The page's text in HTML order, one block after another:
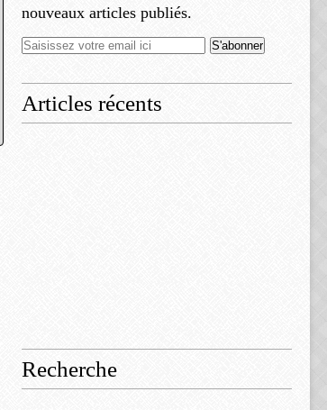
nouveaux articles publiés.
Articles récents
Recherche